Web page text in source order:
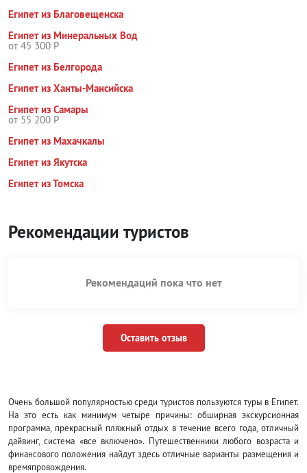
Египет из Благовещенска
Египет из Минеральных Вод
от 45 300 Р
Египет из Белгорода
Египет из Ханты-Мансийска
Египет из Самары
от 55 200 Р
Египет из Махачкалы
Египет из Якутска
Египет из Томска
Рекомендации туристов
Рекомендаций пока что нет
Оставить отзыв
Очень большой популярностью среди туристов пользуются туры в Египет.
На это есть как минимум четыре причины: обширная экскурсионная
программа, прекрасный пляжный отдых в течение всего года, отличный
дайвинг, система «все включено». Путешественники любого возраста и
финансового положения найдут здесь отличные варианты размещения и
времяпровождения.